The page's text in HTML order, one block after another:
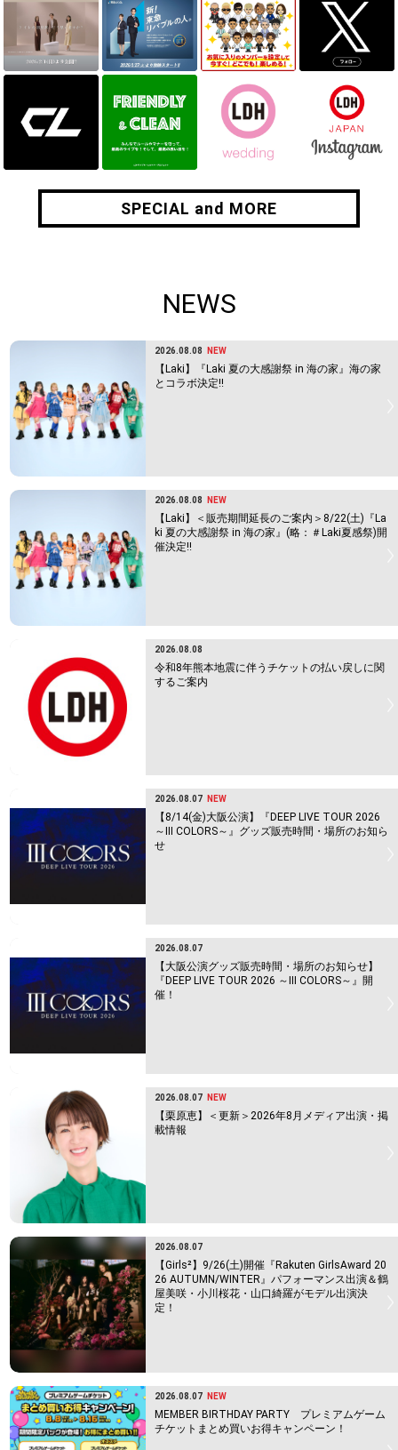
SPECIAL and MORE
SPECIAL and MORE
NEWS
2026.08.08 NEW
【Laki】『Laki 夏の大感謝祭 in 海の家』海の家
とコラボ決定!!
2026.08.08 NEW
【Laki】＜販売期間延長のご案内＞8/22(土)『La
ki 夏の大感謝祭 in 海の家』(略：＃Laki夏感祭)開
催決定!!
2026.08.08
令和8年熊本地震に伴うチケットの払い戻しに関
するご案内
2026.08.07 NEW
【8/14(金)大阪公演】『DEEP LIVE TOUR 2026
～Ⅲ COLORS～』グッズ販売時間・場所のお知ら
せ
2026.08.07
【大阪公演グッズ販売時間・場所のお知らせ】
『DEEP LIVE TOUR 2026 ～Ⅲ COLORS～』開
催！
2026.08.07 NEW
【栗原恵】＜更新＞2026年8月メディア出演・掲
載情報
2026.08.07
【Girls²】9/26(土)開催『Rakuten GirlsAward 20
26 AUTUMN/WINTER』パフォーマンス出演＆鶴
屋美咲・小川桜花・山口綺羅がモデル出演決
定！
2026.08.07 NEW
MEMBER BIRTHDAY PARTY プレミアムゲーム
チケットまとめ買いお得キャンペーン！